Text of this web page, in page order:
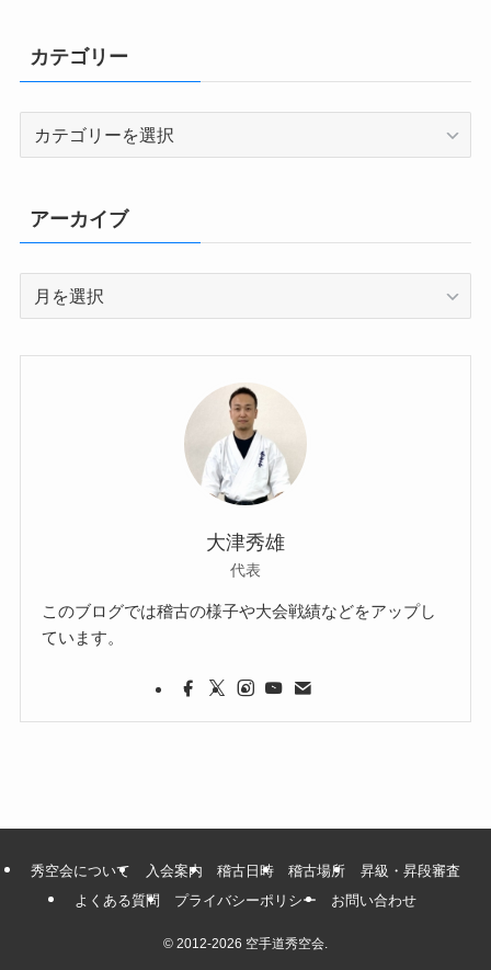
カテゴリー
ー
アーカイブ
大津秀雄
代表
このブログでは稽古の様子や大会戦績などをアップし
ています。
秀空会について 入会案内 稽古日時 稽古場所
昇級・昇段審査
よくある質問
プライバシーポリシー お問い合わせ
© 2012-2026 空手道秀空会.